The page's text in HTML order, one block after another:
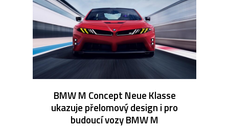
BMW M Concept Neue Klasse
ukazuje přelomový design i pro
budoucí vozy BMW M